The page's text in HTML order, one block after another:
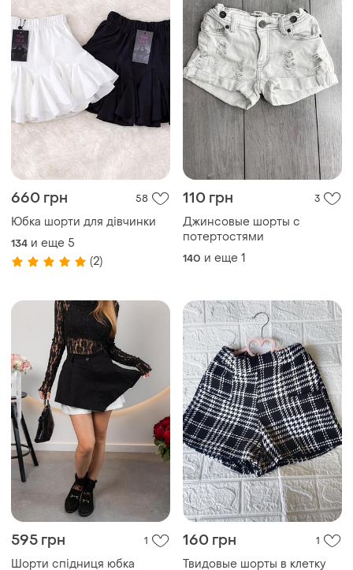
660 грн 58
Юбка шорти для дівчинки
134 и еще 5
(2)
110 грн 3
Джинсовые шорты с
потертостями
140 и еще 1
595 грн 1
Шорти спідниця юбка
160 грн 1
Твидовые шорты в клетку